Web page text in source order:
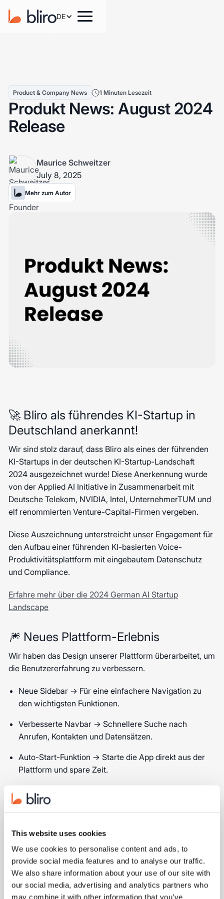
This website uses cookies
We use cookies to personalise content and ads, to
provide social media features and to analyse our traffic.
We also share information about your use of our site with
our social media, advertising and analytics partners who
may combine it with other information that you’ve
DE
Product & Company News 1 Minuten Lesezeit
Produkt News: August 2024
Release
Maurice Schweitzer
July 8, 2025
Mehr zum Autor
🚀 Bliro als führendes KI-Startup in
Deutschland anerkannt!
Wir sind stolz darauf, dass Bliro als eines der führenden
KI-Startups in der deutschen KI-Startup-Landschaft
2024 ausgezeichnet wurde! Diese Anerkennung wurde
von der Applied AI Initiative in Zusammenarbeit mit
Deutsche Telekom, NVIDIA, Intel, UnternehmerTUM und
elf renommierten Venture-Capital-Firmen vergeben.
Diese Auszeichnung unterstreicht unser Engagement für
den Aufbau einer führenden KI-basierten Voice-
Produktivitätsplattform mit eingebautem Datenschutz
und Compliance.
Erfahre mehr über die 2024 German AI Startup
Landscape
🎆 Neues Plattform-Erlebnis
Wir haben das Design unserer Plattform überarbeitet, um
die Benutzererfahrung zu verbessern.
Neue Sidebar → Für eine einfachere Navigation zu
den wichtigsten Funktionen.
Verbesserte Navbar → Schnellere Suche nach
Anrufen, Kontakten und Datensätzen.
Auto-Start-Funktion → Starte die App direkt aus der
Plattform und spare Zeit.
🗂️ Gruppen und Filter
Erstelle und weise Gruppen zu → Organisiere
Meetings nach Sales Funnel-Stufe, Stakeholder,
Abteilung oder Rolle.
Erweiterte Filter → Sortiere Meetings schnell nach